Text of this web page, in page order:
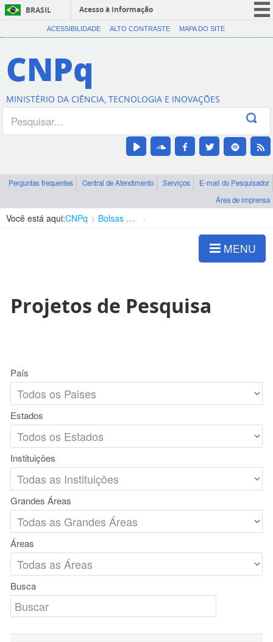
BRASIL
Acesso à informação
CORONAVÍRUS (COVID-19)
Canais
ACESSIBILIDADE ALTO CONTRASTE MAPA DO SITE
CNPq
MINISTÉRIO DA CIÊNCIA, TECNOLOGIA E INOVAÇÕES
Perguntas frequentes Central de Atendimento Serviços
E-mail do Pesquisador
Área de imprensa
Você está aqui:CNPq Bolsas e Auxílios Vigentes
MENU
Projetos de Pesquisa
País
Estados
Instituições
Grandes Áreas
Áreas
Busca